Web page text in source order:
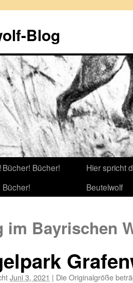
Blog
Bücher! Bücher!
Bücher!
Hier spricht
Beutelwolf
im Bayrischen
Juni 3, 2021 | Die Originalgröße